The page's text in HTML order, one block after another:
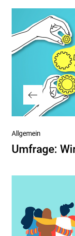
Vorheriger
Beitrag
Allgemein
Umfrage: